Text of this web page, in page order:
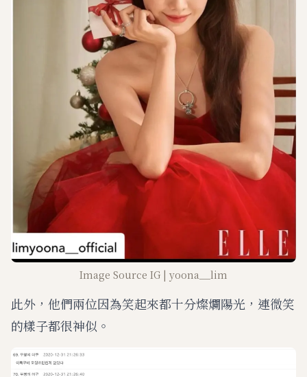
Image Source IG | yoona__lim
此外，他們兩位因為笑起來都十分燦爛陽光，連微笑
的樣子都很神似。